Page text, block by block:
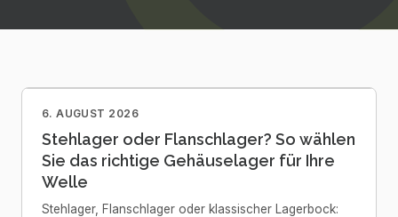
6. AUGUST 2026
Stehlager oder Flanschlager? So wählen
Sie das richtige Gehäuselager für Ihre
Welle
Stehlager, Flanschlager oder klassischer Lagerbock: